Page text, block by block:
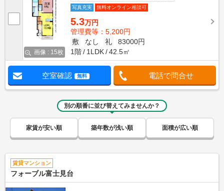
画像 : 15枚
写真充実
無料オンライン相談可
5.3万円
管理費等：5,200円
敷
なし 礼
83000円
1階
1LDK 42.5㎡
空室確認 無料 電話で問合せ
別の順番に並び替えてみませんか？
家賃が安い順 築年数が浅い順 面積が広い順
賃貸マンション
フォーブル富士見台